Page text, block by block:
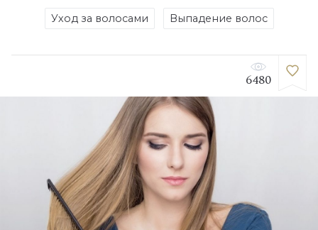
Уход за волосами Выпадение волос
6480